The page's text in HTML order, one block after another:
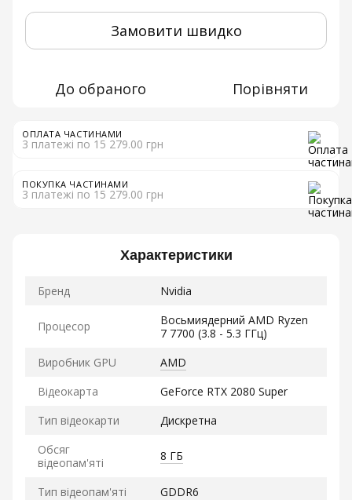
Замовити швидко
До обраного Порівняти
ОПЛАТА ЧАСТИНАМИ
3 платежі по 15 279.00 грн
ПОКУПКА ЧАСТИНАМИ
3 платежі по 15 279.00 грн
Характеристики
Бренд Nvidia
Процесор
Восьмиядерний AMD Ryzen
7 7700 (3.8 - 5.3 ГГц)
Виробник GPU
AMD
Відеокарта
GeForce RTX 2080 Super
Тип відеокарти
Дискретна
Обсяг
відеопам'яті
8 ГБ
Тип відеопам'яті
GDDR6